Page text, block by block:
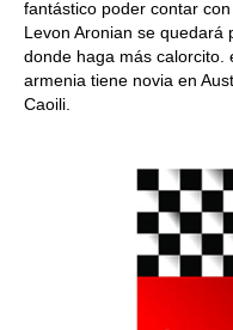
fantástico poder contar
Levon Aronian se quedará
donde haga más calorcito.
armenia tiene novia en
Caoili.